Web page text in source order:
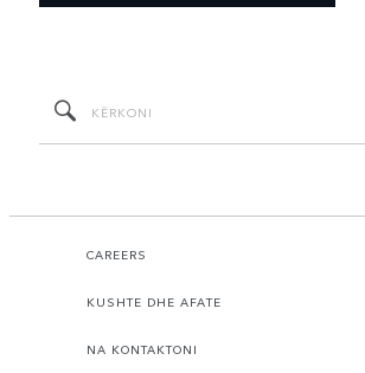
CAREERS
KUSHTE DHE AFATE
NA KONTAKTONI